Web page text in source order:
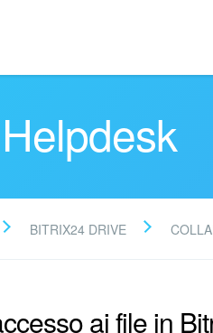
BITRIX24 DRIVE
ai file in